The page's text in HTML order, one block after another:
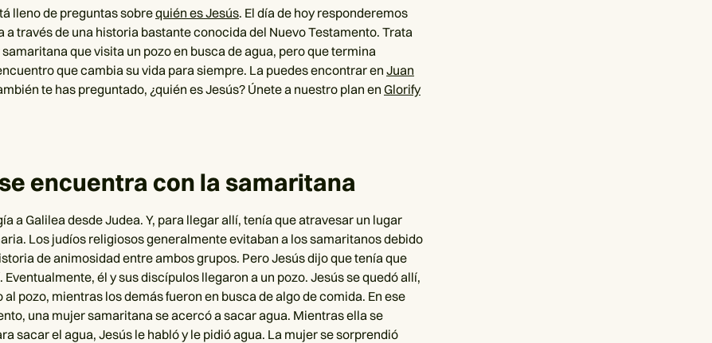
lleno de preguntas sobrequién es Jesús. El día de hoy responderemos
a través de una historia bastante conocida del Nuevo Testamento. Trata
que visita un pozo en busca de agua, pero que termina
que cambia su vida para siempre. La puedes encontrar en Juan
te has preguntado, ¿quién es Jesús? Únete a nuestro plan en Glorify
encuentra con la samaritana
a Galilea desde Judea. Y, para llegar allí, tenía que atravesar un lugar
Los judíos religiosos generalmente evitaban a los samaritanos debido
de animosidad entre ambos grupos. Pero Jesús dijo que tenía que
Eventualmente, él y sus discípulos llegaron a un pozo. Jesús se quedó allí,
al pozo, mientras los demás fueron en busca de algo de comida. En ese
una mujer samaritana se acercó a sacar agua. Mientras ella se
sacar el agua, Jesús le habló y le pidió agua. La mujer se sorprendió